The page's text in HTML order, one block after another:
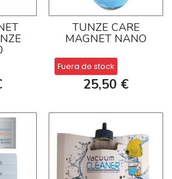
TUNZE CARE
MAGNET NANO
Fuera de stock
25,50 €